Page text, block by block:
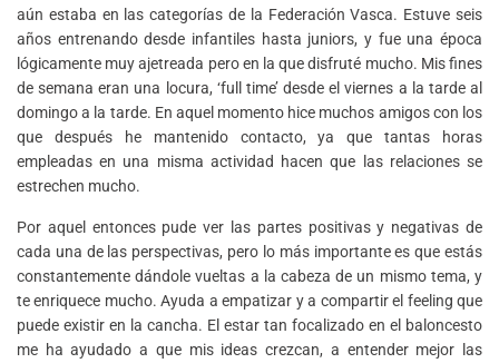
aún estaba en las categorías de la Federación Vasca. Estuve seis
años entrenando desde infantiles hasta juniors, y fue una época
lógicamente muy ajetreada pero en la que disfruté mucho. Mis fines
de semana eran una locura, ‘full time’ desde el viernes a la tarde al
domingo a la tarde. En aquel momento hice muchos amigos con los
que después he mantenido contacto, ya que tantas horas
empleadas en una misma actividad hacen que las relaciones se
estrechen mucho.
Por aquel entonces pude ver las partes positivas y negativas de
cada una de las perspectivas, pero lo más importante es que estás
constantemente dándole vueltas a la cabeza de un mismo tema, y
te enriquece mucho. Ayuda a empatizar y a compartir el feeling que
puede existir en la cancha. El estar tan focalizado en el baloncesto
me ha ayudado a que mis ideas crezcan, a entender mejor las